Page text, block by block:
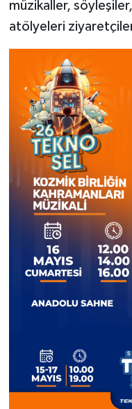
müzikaller,
atölyeleri